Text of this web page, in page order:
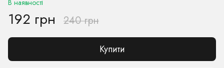
В наявності
192 грн 240 грн
Купити